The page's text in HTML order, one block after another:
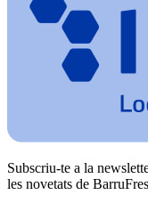
Subscriu-te a la
les novetats de